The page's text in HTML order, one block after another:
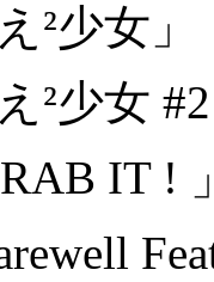
²少女」
²少女
IT !